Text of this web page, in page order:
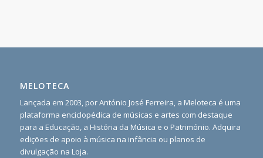
MELOTECA
Lançada em 2003, por António José Ferreira, a Meloteca é uma
plataforma enciclopédica de músicas e artes com destaque
para a Educação, a História da Música e o Património. Adquira
edições de apoio à música na infância ou planos de
divulgação na Loja.